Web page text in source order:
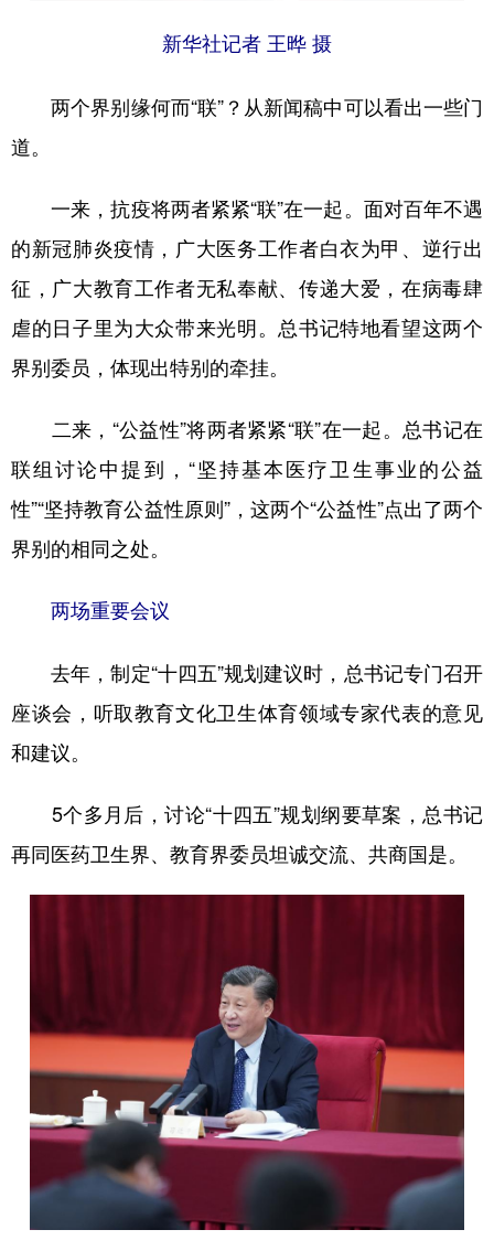
新华社记者 王晔 摄
两个界别缘何而“联”？从新闻稿中可以看出一些门
道。
一来，抗疫将两者紧紧“联”在一起。面对百年不遇
的新冠肺炎疫情，广大医务工作者白衣为甲、逆行出
征，广大教育工作者无私奉献、传递大爱，在病毒肆
虐的日子里为大众带来光明。总书记特地看望这两个
界别委员，体现出特别的牵挂。
二来，“公益性”将两者紧紧“联”在一起。总书记在
联组讨论中提到，“坚持基本医疗卫生事业的公益
性”“坚持教育公益性原则”，这两个“公益性”点出了两个
界别的相同之处。
两场重要会议
去年，制定“十四五”规划建议时，总书记专门召开
座谈会，听取教育文化卫生体育领域专家代表的意见
和建议。
5个多月后，讨论“十四五”规划纲要草案，总书记
再同医药卫生界、教育界委员坦诚交流、共商国是。